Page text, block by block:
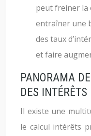
peut freiner la
entraîner une
des taux
et faire
PANORAMA
DES
Il existe une
le calcul intérêts